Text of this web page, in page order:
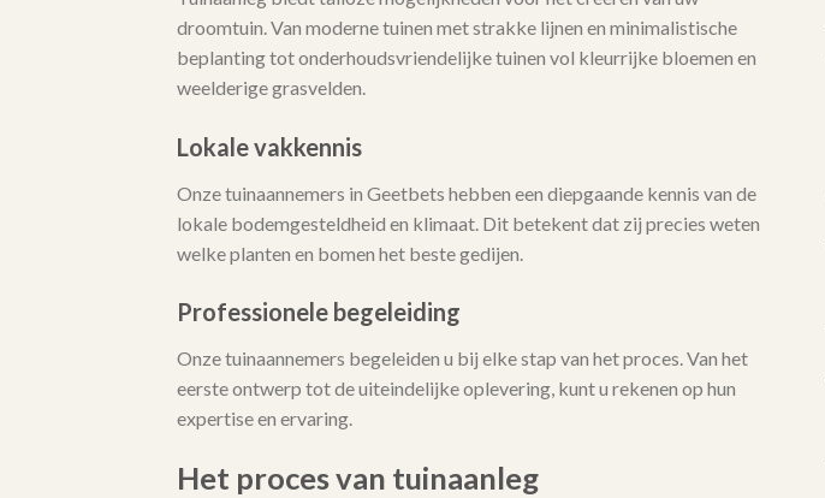
droomtuin. Van moderne tuinen met strakke lijnen en minimalistische
beplanting tot onderhoudsvriendelijke tuinen vol kleurrijke bloemen en
weelderige grasvelden.
Lokale vakkennis
Onze tuinaannemers in Geetbets hebben een diepgaande kennis van de
lokale bodemgesteldheid en klimaat. Dit betekent dat zij precies weten
welke planten en bomen het beste gedijen.
Professionele begeleiding
Onze tuinaannemers begeleiden u bij elke stap van het proces. Van het
eerste ontwerp tot de uiteindelijke oplevering, kunt u rekenen op hun
expertise en ervaring.
Het proces van tuinaanleg